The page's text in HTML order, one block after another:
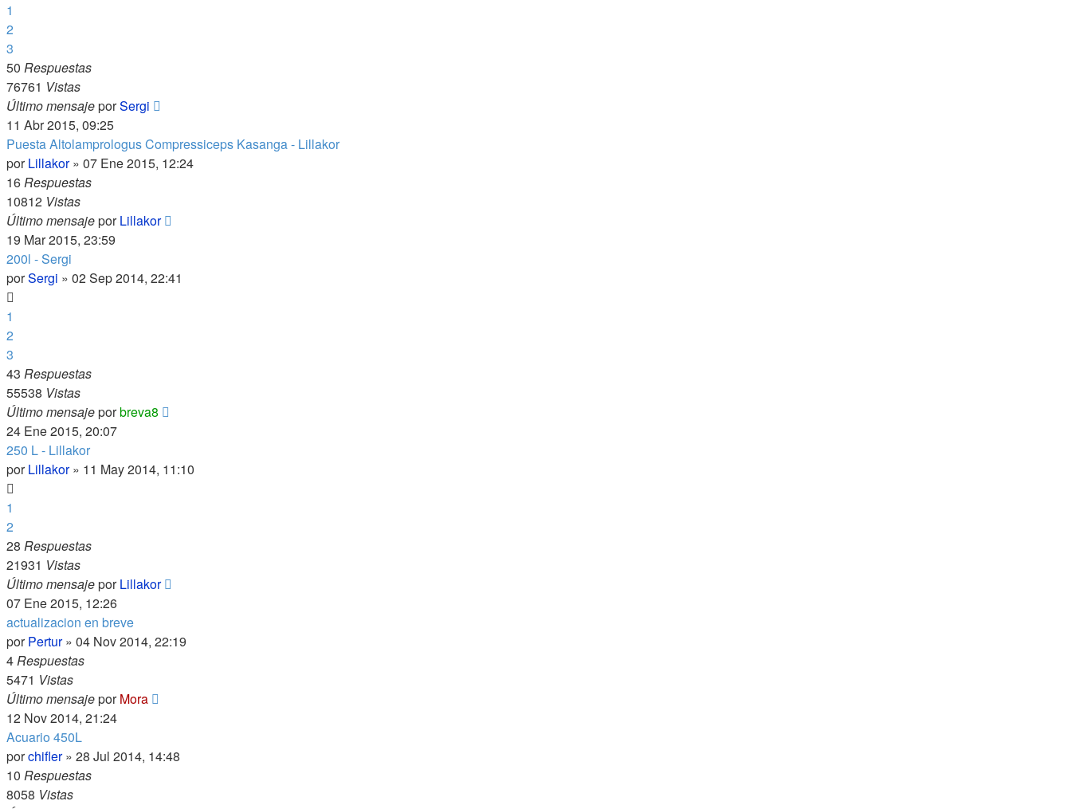
1
2
3
50 Respuestas
76761 Vistas
Último mensajeporSergi
11 Abr 2015, 09:25
Puesta Altolamprologus Compressiceps Kasanga - Lillakor
porLillakor» 07 Ene 2015, 12:24
16Respuestas
10812 Vistas
Último mensajeporLillakor
19 Mar 2015, 23:59
200l - Sergi
porSergi » 02 Sep 2014, 22:41
1
2
3
43 Respuestas
55538 Vistas
Último mensajeporbreva8
24 Ene 2015, 20:07
250 L - Lillakor
porLillakor» 11 May 2014, 11:10
1
2
28 Respuestas
21931 Vistas
Último mensajeporLillakor
07 Ene 2015, 12:26
actualizacion en breve
porPertur» 04 Nov 2014, 22:19
4Respuestas
5471 Vistas
Último mensajeporMora
12 Nov 2014, 21:24
Acuario 450L
porchifler» 28 Jul 2014, 14:48
10 Respuestas
8058 Vistas